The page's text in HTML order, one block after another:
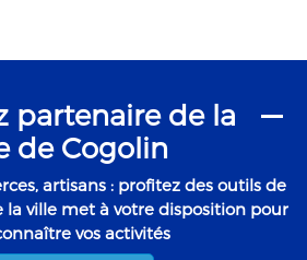
partenaire de la
de Cogolin
artisans : profitez des outils de
ville met à votre disposition pour
vos activités